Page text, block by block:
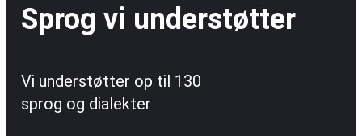
Sprog vi understøtter
Vi understøtter op til 130
sprog og dialekter